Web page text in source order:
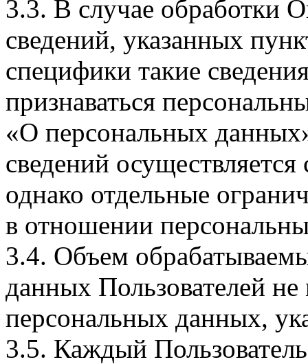
3.3. В случае обработки
сведений, указанных
специфики такие
признаваться
«О персональных
сведений
однако отдельные
в отношении
3.4. Объем
данных Пользователей
персональных данных,
3.5. Каждый